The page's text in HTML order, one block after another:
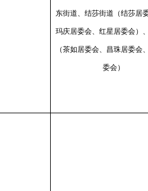
东街道、结莎街道（结莎居
玛庆居委会、红星居委会）
（茶如居委会、昌珠居委会
委会）